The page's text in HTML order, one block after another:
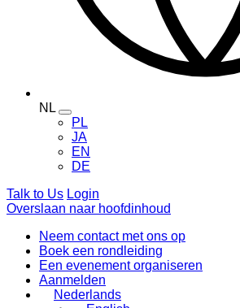
NL
Toggle
language
menu
PL
JA
EN
DE
Talk to Us Login
Overslaan naar hoofdinhoud
Neem contact met ons op
Boek een rondleiding
Een evenement organiseren
Aanmelden
Nederlands